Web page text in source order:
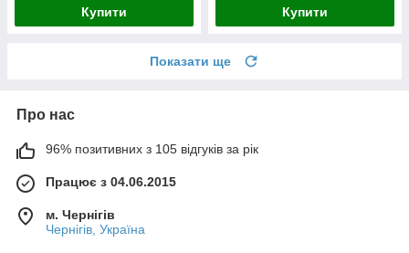
Купити Купити
Показати ще
Про нас
96% позитивних з 105 відгуків за рік
Працює з 04.06.2015
м. Чернігів
Чернігів, Україна